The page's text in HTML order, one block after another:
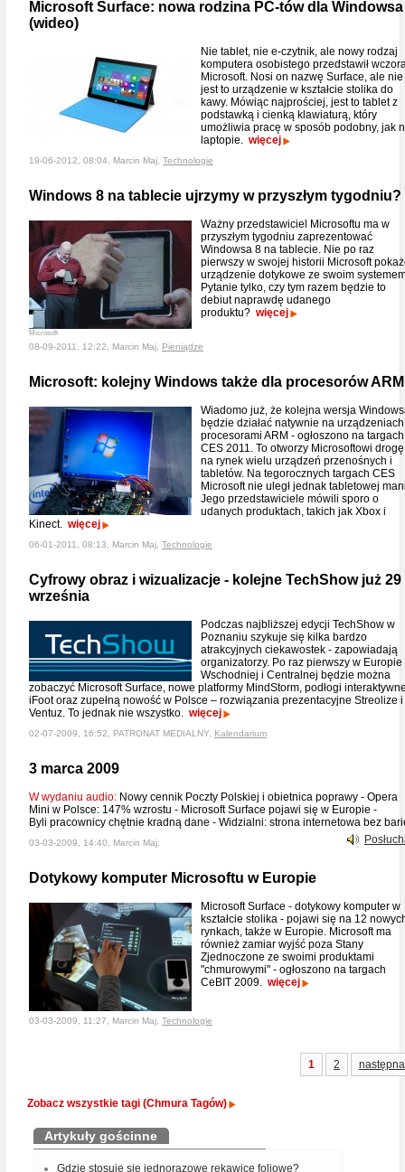
Microsoft Surface: nowa rodzina PC-tów dla Windowsa
(wideo)
Nie tablet, nie e-czytnik, ale nowy rodzaj
komputera osobistego przedstawił
Microsoft. Nosi on nazwę Surface, ale nie
jest to urządzenie w kształcie stolika do
kawy. Mówiąc najprościej, jest to tablet z
podstawką i cienką klawiaturą, który
umożliwia pracę w sposób podobny, jak
laptopie. więcej
19-06-2012, 08:04, Marcin Maj, Technologie
Windows 8 na tablecie ujrzymy w przyszłym tygodniu?
Microsoft
Ważny przedstawiciel Microsoftu ma w
przyszłym tygodniu zaprezentować
Windowsa 8 na tablecie. Nie po raz
pierwszy w swojej historii Microsoft
urządzenie dotykowe ze swoim
Pytanie tylko, czy tym razem będzie to
debiut naprawdę udanego
produktu? więcej
08-09-2011, 12:22, Marcin Maj, Pieniądze
Microsoft: kolejny Windows także dla procesorów ARM
Wiadomo już, że kolejna wersja
będzie działać natywnie na
procesorami ARM - ogłoszono na targach
CES 2011. To otworzy Microsoftowi drogę
na rynek wielu urządzeń przenośnych i
tabletów. Na tegorocznych targach CES
Microsoft nie uległ jednak tabletowej
Jego przedstawiciele mówili sporo o
udanych produktach, takich jak Xbox i
Kinect. więcej
06-01-2011, 08:13, Marcin Maj, Technologie
Cyfrowy obraz i wizualizacje - kolejne TechShow już 29
września
Podczas najbliższej edycji TechShow w
Poznaniu szykuje się kilka bardzo
atrakcyjnych ciekawostek - zapowiadają
organizatorzy. Po raz pierwszy w Europie
Wschodniej i Centralnej będzie można
zobaczyć Microsoft Surface, nowe platformy MindStorm, podłogi
iFoot oraz zupełną nowość w Polsce – rozwiązania prezentacyjne Streolize i
Ventuz. To jednak nie wszystko. więcej
02-07-2009, 16:52, PATRONAT MEDIALNY, Kalendarium
3 marca 2009
W wydaniu audio: Nowy cennik Poczty Polskiej i obietnica poprawy - Opera
Mini w Polsce: 147% wzrostu - Microsoft Surface pojawi się w Europie -
Byli pracownicy chętnie kradną dane - Widzialni: strona internetowa bez
03-03-2009, 14:40, Marcin Maj,
Dotykowy komputer Microsoftu w Europie
Microsoft Surface - dotykowy komputer w
kształcie stolika - pojawi się na 12
rynkach, także w Europie. Microsoft ma
również zamiar wyjść poza Stany
Zjednoczone ze swoimi produktami
"chmurowymi" - ogłoszono na targach
CeBIT 2009. więcej
03-03-2009, 11:27, Marcin Maj, Technologie
1 2 następna
Zobacz wszystkie tagi (Chmura Tagów)
Artykuły gościnne
Gdzie stosuje się jednorazowe rękawice foliowe?